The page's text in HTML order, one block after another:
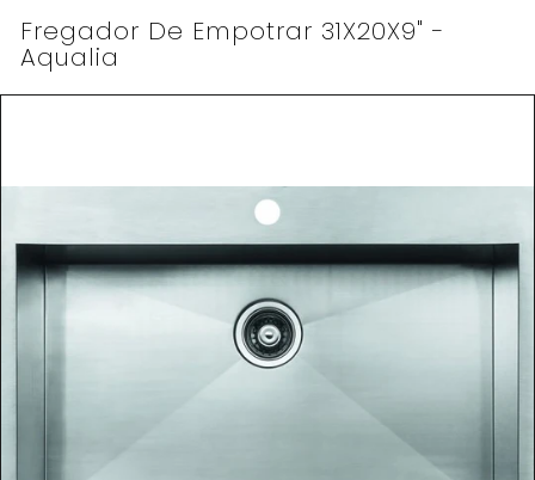
Fregador De Empotrar 31X20X9" -
Aqualia